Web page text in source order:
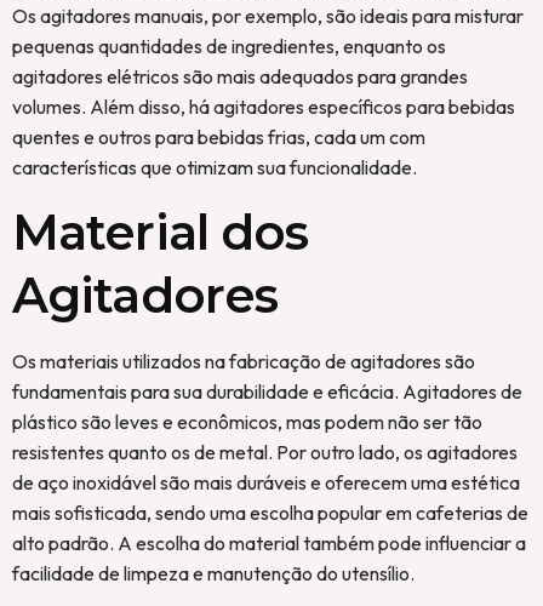
Os agitadores manuais, por exemplo, são ideais para misturar
pequenas quantidades de ingredientes, enquanto os
agitadores elétricos são mais adequados para grandes
volumes. Além disso, há agitadores específicos para bebidas
quentes e outros para bebidas frias, cada um com
características que otimizam sua funcionalidade.
Material dos
Agitadores
Os materiais utilizados na fabricação de agitadores são
fundamentais para sua durabilidade e eficácia. Agitadores de
plástico são leves e econômicos, mas podem não ser tão
resistentes quanto os de metal. Por outro lado, os agitadores
de aço inoxidável são mais duráveis e oferecem uma estética
mais sofisticada, sendo uma escolha popular em cafeterias de
alto padrão. A escolha do material também pode influenciar a
facilidade de limpeza e manutenção do utensílio.